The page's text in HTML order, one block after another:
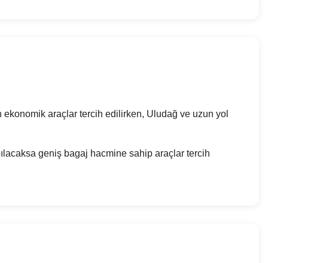
ekonomik araçlar tercih edilirken, Uludağ ve uzun yol
geniş bagaj hacmine sahip araçlar tercih